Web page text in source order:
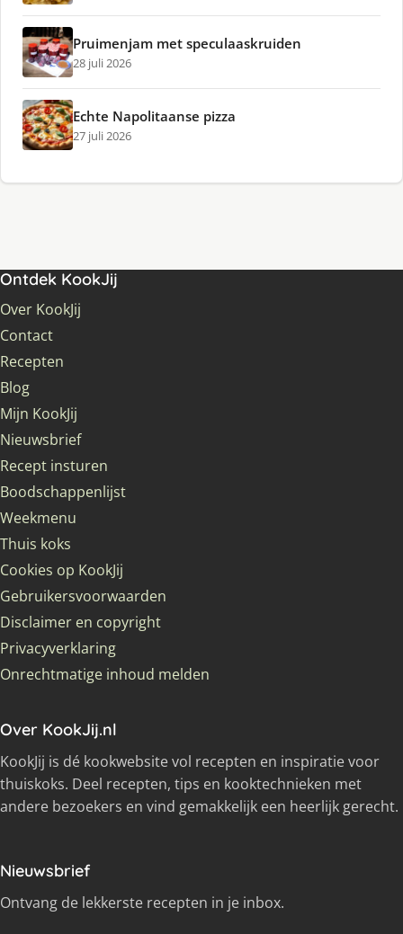
Pruimenjam met speculaaskruiden
28 juli 2026
Echte Napolitaanse pizza
27 juli 2026
Ontdek KookJij
Over KookJij
Contact
Recepten
Blog
Mijn KookJij
Nieuwsbrief
Recept insturen
Boodschappenlijst
Weekmenu
Thuis koks
Cookies op KookJij
Gebruikersvoorwaarden
Disclaimer en copyright
Privacyverklaring
Onrechtmatige inhoud melden
Over KookJij.nl
KookJij is dé kookwebsite vol recepten en inspiratie voor
thuiskoks. Deel recepten, tips en kooktechnieken met
andere bezoekers en vind gemakkelijk een heerlijk gerecht.
Nieuwsbrief
Ontvang de lekkerste recepten in je inbox.